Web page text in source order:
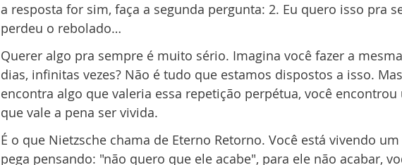
a resposta for sim, faça a segunda pergunta: 2. Eu quero isso pra
perdeu o rebolado…
Querer algo pra sempre é muito sério. Imagina você fazer a
dias, infinitas vezes? Não é tudo que estamos dispostos a isso.
encontra algo que valeria essa repetição perpétua, você
que vale a pena ser vivida.
É o que Nietzsche chama de Eterno Retorno. Você está vivendo
pega pensando: "não quero que ele acabe", para ele não acabar,